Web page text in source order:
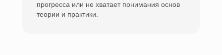
прогресса или не хватает понимания основ
теории и практики.